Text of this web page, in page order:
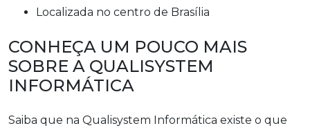
localizada no centro de Brasília
CONHEÇA UM POUCO MAIS
SOBRE A QUALISYSTEM
INFORMÁTICA
Saiba que na Qualisystem Informática existe o que